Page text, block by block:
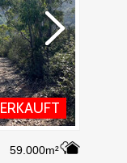
59.000m²